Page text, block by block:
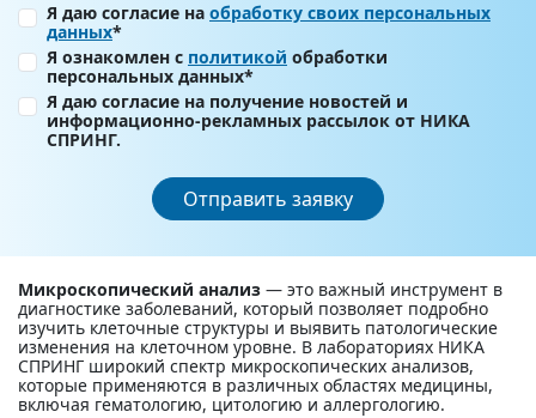
Я даю согласие на обработку своих персональных
данных*
Я ознакомлен с политикой обработки
персональных данных*
Я даю согласие на получение новостей и
информационно-рекламных рассылок от НИКА
СПРИНГ.
Отправить заявку
Микроскопический анализ — это важный инструмент в
диагностике заболеваний, который позволяет подробно
изучить клеточные структуры и выявить патологические
изменения на клеточном уровне. В лабораториях НИКА
СПРИНГ широкий спектр микроскопических анализов,
которые применяются в различных областях медицины,
включая гематологию, цитологию и аллергологию.